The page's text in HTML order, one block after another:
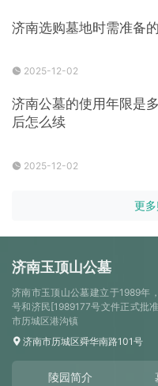
济南选购墓地时需准备
2025-12-02
济南公墓的使用年限是
后怎么续
2025-12-02
更
济南玉顶山公墓
济南市玉顶山公墓建立于1989年
号和济民[1989177号文件正式批
市历城区港沟镇
济南市历城区舜华南路101号
陵园简介